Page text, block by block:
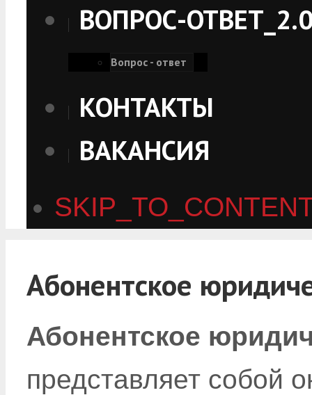
ВОПРОС-
Вопрос - ответ
КОНТАКТЫ
ВАКАНСИЯ
Абонентское
Абонентское
представляет собой